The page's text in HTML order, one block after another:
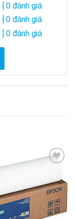
| 0 đánh giá
| 0 đánh giá
| 0 đánh giá